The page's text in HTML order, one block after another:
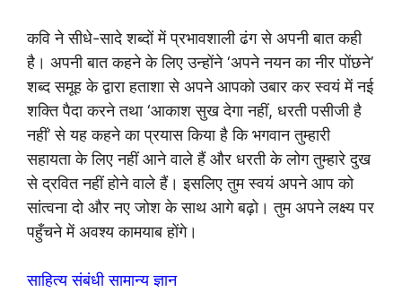
कवि ने सीधे-सादे शब्दों में प्रभावशाली ढंग से अपनी बात कही
है। अपनी बात कहने के लिए उन्होंने ‘अपने नयन का नीर पोंछने’
शब्द समूह के द्वारा हताशा से अपने आपको उबार कर स्वयं में नई
शक्ति पैदा करने तथा ‘आकाश सुख देगा नहीं, धरती पसीजी है
नहीं’ से यह कहने का प्रयास किया है कि भगवान तुम्हारी
सहायता के लिए नहीं आने वाले हैं और धरती के लोग तुम्हारे दुख
से द्रवित नहीं होने वाले हैं। इसलिए तुम स्वयं अपने आप को
सांत्वना दो और नए जोश के साथ आगे बढ़ो। तुम अपने लक्ष्य पर
पहुँचने में अवश्य कामयाब होंगे।
साहित्य संबंधी सामान्य ज्ञान